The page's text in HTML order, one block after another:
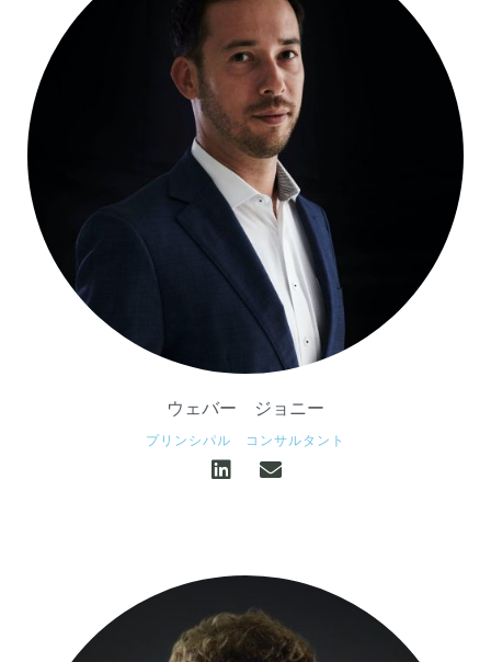
ウェバー ジョニー
プリンシパル コンサルタント